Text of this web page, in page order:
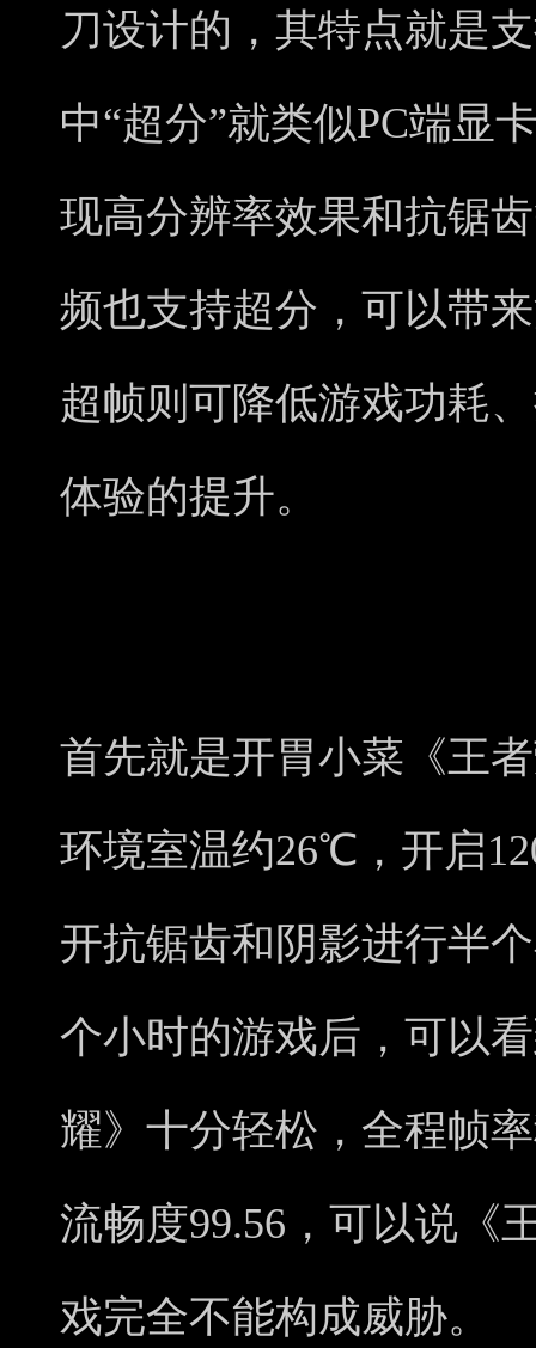
刀设计的，其特点就是
中“超分”就类似PC端显
现高分辨率效果和抗锯
频也支持超分，可以带
超帧则可降低游戏功耗
体验的提升。
首先就是开胃小菜《王
环境室温约26℃，开启
开抗锯齿和阴影进行半
个小时的游戏后，可以
耀》十分轻松，全程帧
流畅度99.56，可以说《
戏完全不能构成威胁。